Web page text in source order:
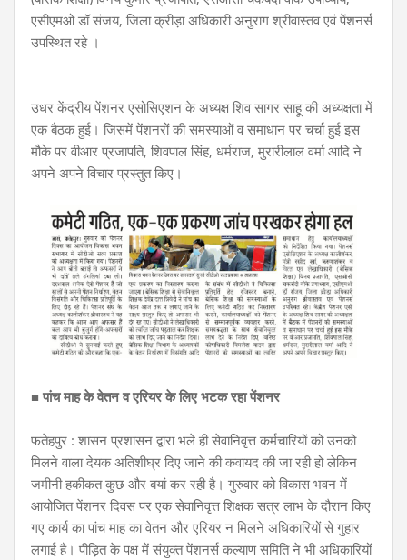
एसीएमओ डॉ संजय, जिला क्रीड़ा अधिकारी अनुराग श्रीवास्तव एवं पेंशनर्स
उपस्थित रहे ।
उधर केंद्रीय पेंशनर एसोसिएशन के अध्यक्ष शिव सागर साहू की अध्यक्षता में
एक बैठक हुई। जिसमें पेंशनरों की समस्याओं व समाधान पर चर्चा हुई इस
मौके पर वीआर प्रजापति, शिवपाल सिंह, धर्मराज, मुरारीलाल वर्मा आदि ने
अपने अपने विचार प्रस्तुत किए।
■ पांच माह के वेतन व एरियर के लिए भटक रहा पेंशनर
फतेहपुर : शासन प्रशासन द्वारा भले ही सेवानिवृत्त कर्मचारियों को उनको
मिलने वाला देयक अतिशीघ्र दिए जाने की कवायद की जा रही हो लेकिन
जमीनी हकीकत कुछ और बयां कर रही है। गुरुवार को विकास भवन में
आयोजित पेंशनर दिवस पर एक सेवानिवृत्त शिक्षक सत्र लाभ के दौरान किए
गए कार्य का पांच माह का वेतन और एरियर न मिलने अधिकारियों से गुहार
लगाई है। पीड़ित के पक्ष में संयुक्त पेंशनर्स कल्याण समिति ने भी अधिकारियों